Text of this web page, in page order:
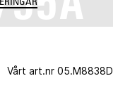
Vårt art.nr 05.M8838D